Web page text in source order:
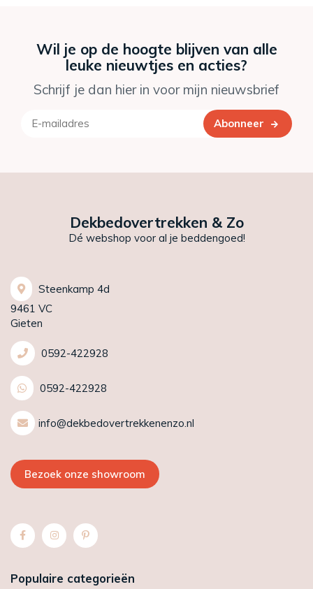
Wil je op de hoogte blijven van alle
leuke nieuwtjes en acties?
Schrijf je dan hier in voor mijn nieuwsbrief
Abonneer
Dekbedovertrekken & Zo
Dé webshop voor al je beddengoed!
Steenkamp 4d
9461 VC
Gieten
0592-422928
0592-422928
info@dekbedovertrekkenenzo.nl
Bezoek onze showroom
Populaire categorieën